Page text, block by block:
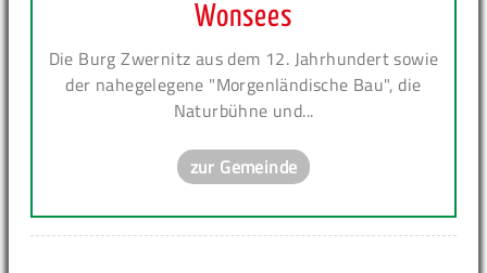
Wonsees
Die Burg Zwernitz aus dem 12. Jahrhundert sowie
der nahegelegene "Morgenländische Bau", die
Naturbühne und...
zur Gemeinde